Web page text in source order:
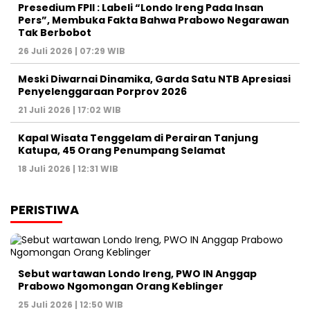
Presedium FPII : Labeli “Londo Ireng Pada Insan
Pers”, Membuka Fakta Bahwa Prabowo Negarawan
Tak Berbobot
26 Juli 2026 | 07:29 WIB
Meski Diwarnai Dinamika, Garda Satu NTB Apresiasi
Penyelenggaraan Porprov 2026 ‎
21 Juli 2026 | 17:02 WIB
Kapal Wisata Tenggelam di Perairan Tanjung
Katupa, 45 Orang Penumpang Selamat
18 Juli 2026 | 12:31 WIB
PERISTIWA
Sebut wartawan Londo Ireng, PWO IN Anggap
Prabowo Ngomongan Orang Keblinger
25 Juli 2026 | 12:50 WIB